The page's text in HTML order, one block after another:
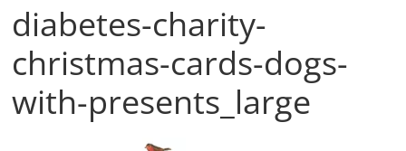
diabetes-charity-
christmas-cards-dogs-
with-presents_large